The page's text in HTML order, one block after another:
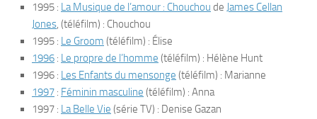
1995 : La Musique de l’amour : Chouchou de James Cellan
Jones, (téléfilm) : Chouchou
1995 : Le Groom (téléfilm) : Élise
1996 : Le propre de l’homme (téléfilm) : Hélène Hunt
1996 : Les Enfants du mensonge (téléfilm) : Marianne
1997 : Féminin masculine (téléfilm) : Anna
1997 : La Belle Vie (série TV) : Denise Gazan